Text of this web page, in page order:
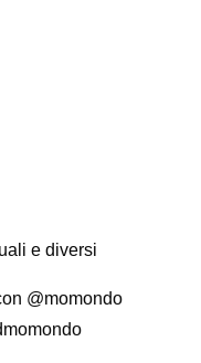
e diversi
@momondo